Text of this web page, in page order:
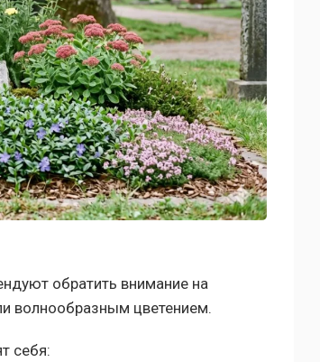
обратить внимание на
волнообразным цветением.
себя: